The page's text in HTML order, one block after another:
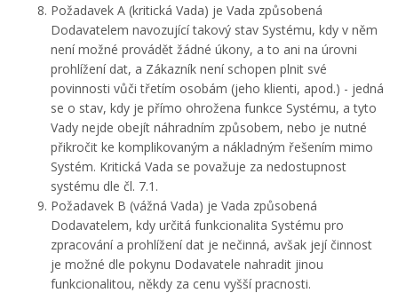
Požadavek A (kritická Vada) je Vada způsobená
Dodavatelem navozující takový stav Systému, kdy v něm
není možné provádět žádné úkony, a to ani na úrovni
prohlížení dat, a Zákazník není schopen plnit své
povinnosti vůči třetím osobám (jeho klienti, apod.) - jedná
se o stav, kdy je přímo ohrožena funkce Systému, a tyto
Vady nejde obejít náhradním způsobem, nebo je nutné
přikročit ke komplikovaným a nákladným řešením mimo
Systém. Kritická Vada se považuje za nedostupnost
systému dle čl. 7.1.
Požadavek B (vážná Vada) je Vada způsobená
Dodavatelem, kdy určitá funkcionalita Systému pro
zpracování a prohlížení dat je nečinná, avšak její činnost
je možné dle pokynu Dodavatele nahradit jinou
funkcionalitou, někdy za cenu vyšší pracnosti.